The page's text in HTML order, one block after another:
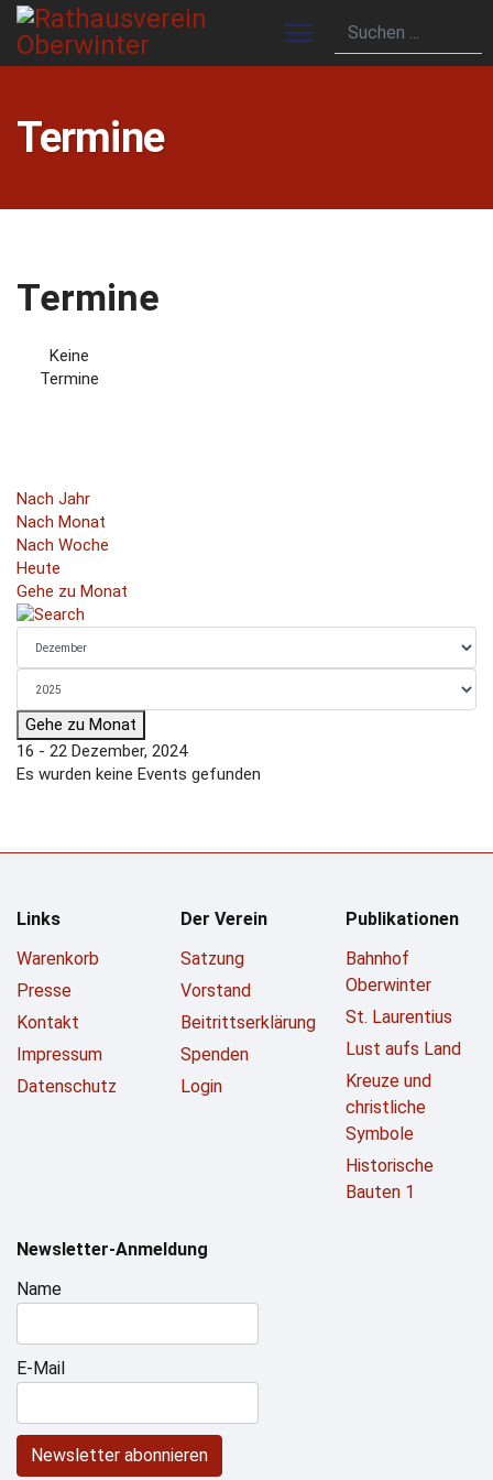
Termine
Termine
Keine
Termine
Nach Jahr
Nach Monat
Nach Woche
Heute
Gehe zu Monat
Gehe zu Monat
16 - 22 Dezember, 2024
Es wurden keine Events gefunden
Links
Warenkorb
Presse
Kontakt
Impressum
Datenschutz
Der Verein
Satzung
Vorstand
Beitrittserklärung
Spenden
Login
Publikationen
Bahnhof
Oberwinter
St. Laurentius
Lust aufs Land
Kreuze und
christliche
Symbole
Historische
Bauten 1
Newsletter-Anmeldung
Name
E-Mail
Newsletter abonnieren